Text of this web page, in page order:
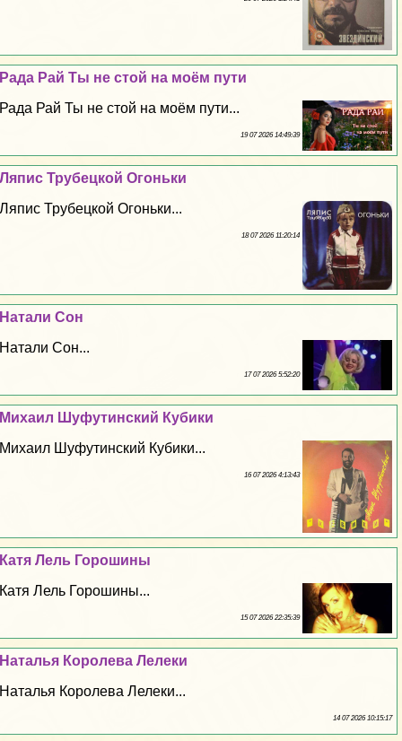
Рада Рай Ты не стой на моём пути
Рада Рай Ты не стой на моём пути...
19 07 2026 14:49:39
Ляпис Трубецкой Огоньки
Ляпис Трубецкой Огоньки...
18 07 2026 11:20:14
Натали Сон
Натали Сон...
17 07 2026 5:52:20
Михаил Шуфутинский Кубики
Михаил Шуфутинский Кубики...
16 07 2026 4:13:43
Катя Лель Горошины
Катя Лель Горошины...
15 07 2026 22:35:39
Наталья Королева Лелеки
Наталья Королева Лелеки...
14 07 2026 10:15:17